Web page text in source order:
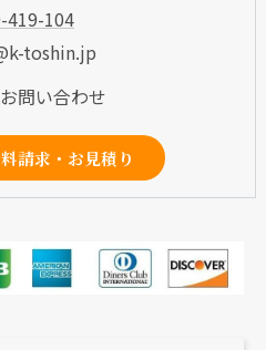
419-104
toshin.jp
問い合わせ
請求・お見積り